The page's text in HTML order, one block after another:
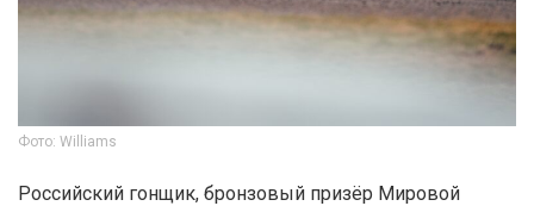
Фото: Williams
Российский гонщик, бронзовый призёр Мировой